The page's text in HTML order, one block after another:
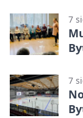
7
7